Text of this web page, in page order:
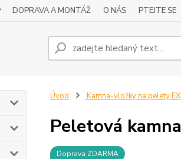
DOPRAVA A MONTÁŽ O NÁS PTEJTE SE
Úvod Kamna-vložky na pelety
Peletová
Doprava ZDARMA